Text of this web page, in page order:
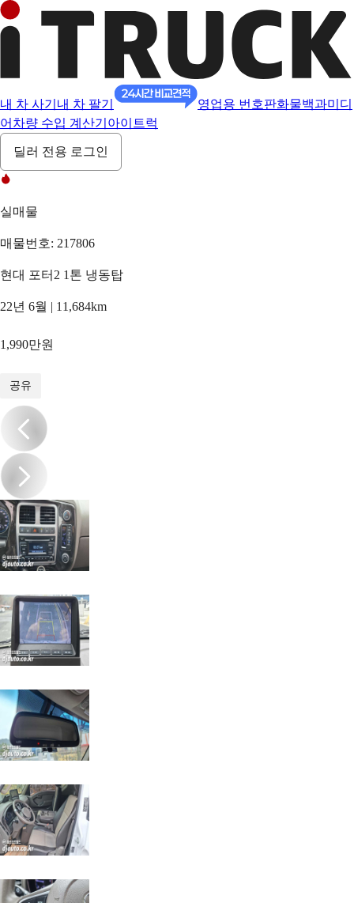
내 차 사기 내 차 팔기 영업용 번호판화물백과미디
어 차량 수입 계산기 아이트럭
딜러 전용 로그인
실매물
매물번호: 217806
현대 포터2 1톤 냉동탑
22년 6월 | 11,684km
1,990만원
공유
/19